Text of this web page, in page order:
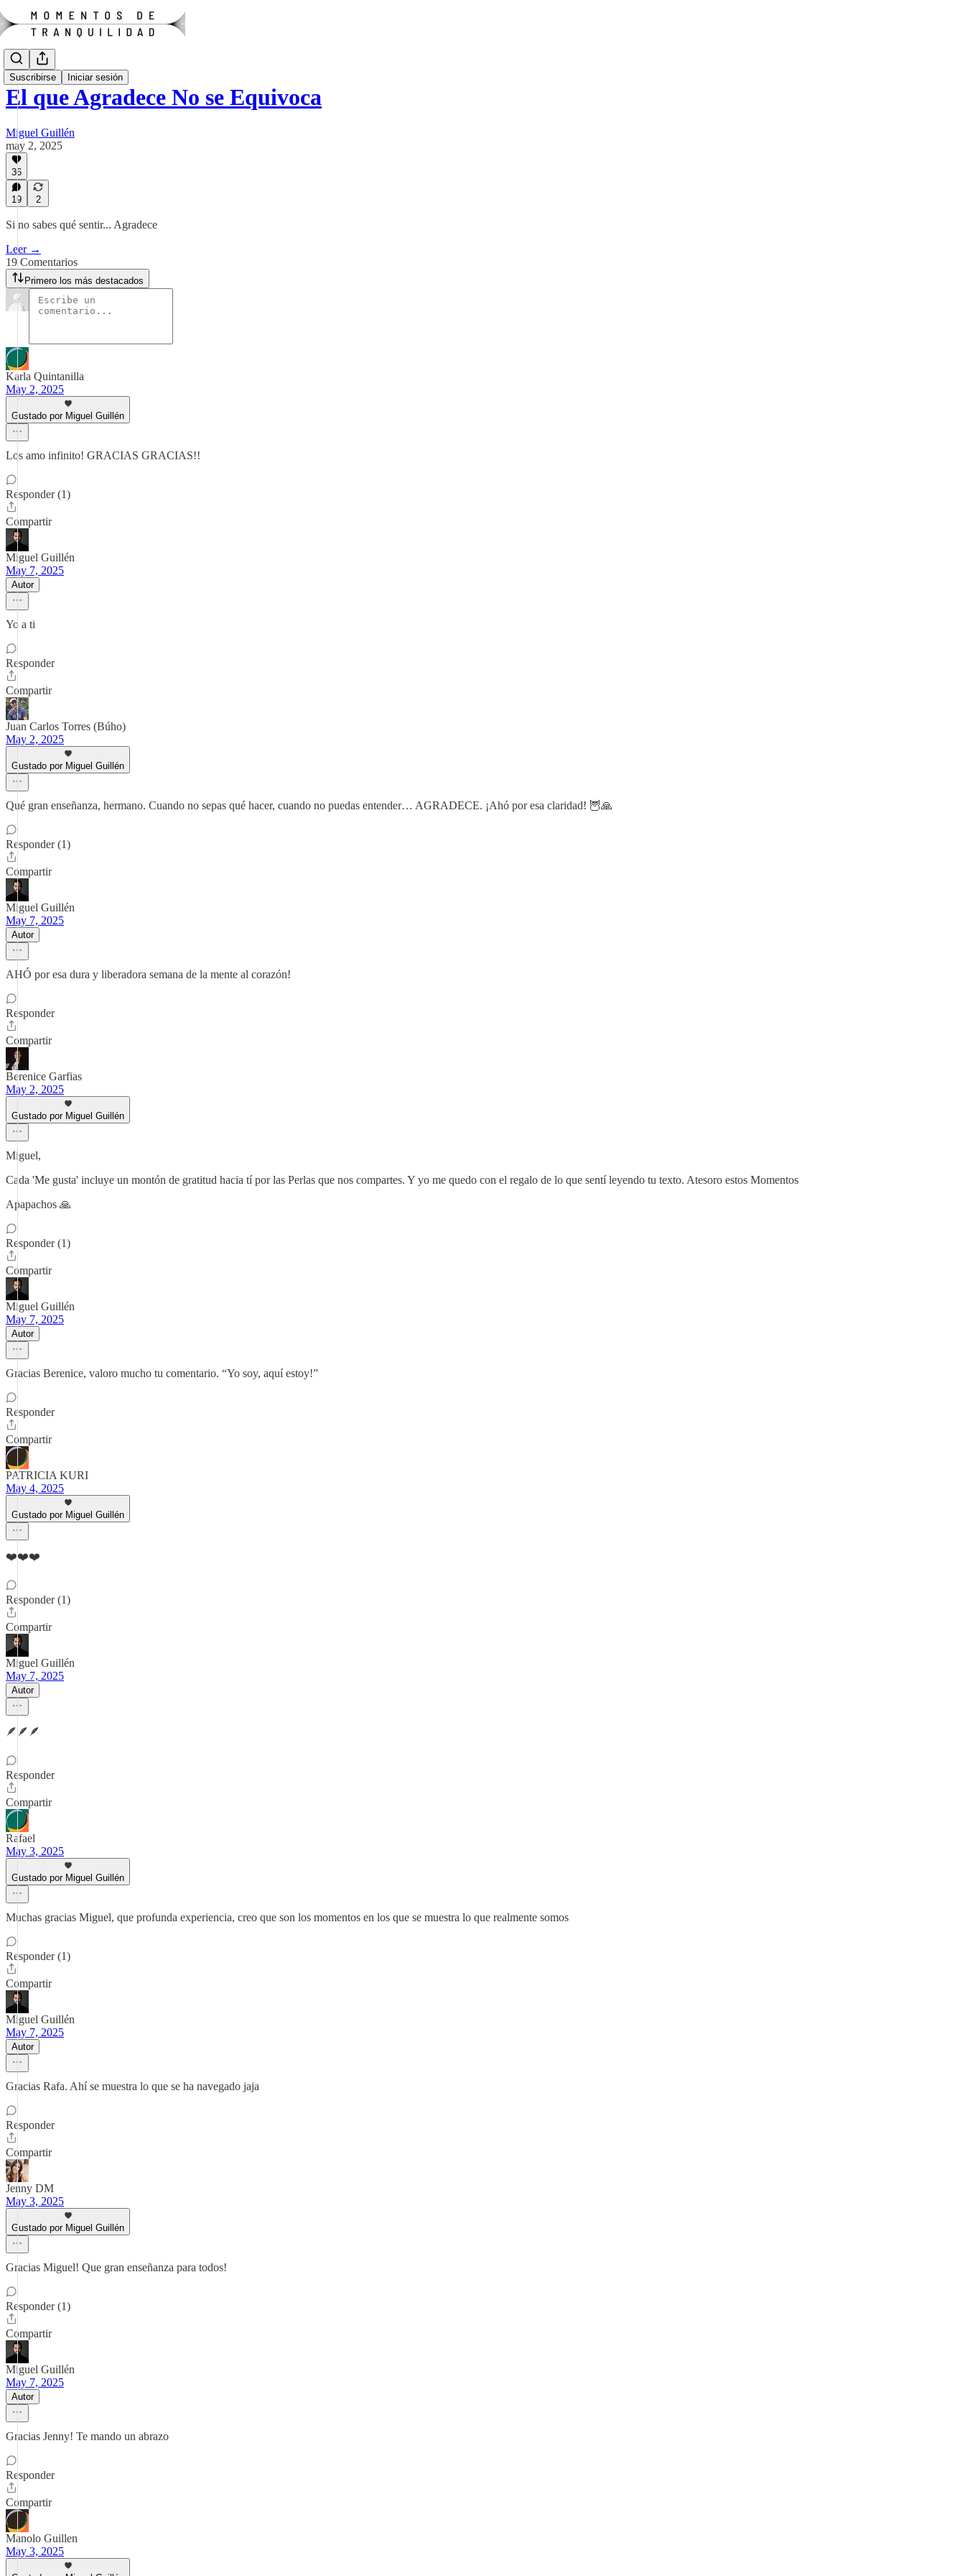
Suscribirse Iniciar sesión
El que Agradece No se Equivoca
Miguel Guillén
may 2, 2025
36
19 2
Si no sabes qué sentir... Agradece
Leer →
19 Comentarios
Primero los más destacados
Karla Quintanilla
May 2, 2025
Gustado por Miguel Guillén
Los amo infinito! GRACIAS GRACIAS!!
Responder (1)
Compartir
Miguel Guillén
May 7, 2025
Autor
Yo a ti
Responder
Compartir
Juan Carlos Torres (Búho)
May 2, 2025
Gustado por Miguel Guillén
Qué gran enseñanza, hermano. Cuando no sepas qué hacer, cuando no puedas entender… AGRADECE. ¡Ahó por esa claridad! 🦉🙏
Responder (1)
Compartir
Miguel Guillén
May 7, 2025
Autor
AHÓ por esa dura y liberadora semana de la mente al corazón!
Responder
Compartir
Berenice Garfias
May 2, 2025
Gustado por Miguel Guillén
Miguel,
Cada 'Me gusta' incluye un montón de gratitud hacia tí por las Perlas que nos compartes. Y yo me quedo con el regalo de lo que sentí leyendo tu texto. Atesoro estos Momentos
Apapachos 🙏
Responder (1)
Compartir
Miguel Guillén
May 7, 2025
Autor
Gracias Berenice, valoro mucho tu comentario. “Yo soy, aquí estoy!”
Responder
Compartir
PATRICIA KURI
May 4, 2025
Gustado por Miguel Guillén
❤️❤️❤️
Responder (1)
Compartir
Miguel Guillén
May 7, 2025
Autor
🪶🪶🪶
Responder
Compartir
Rafael
May 3, 2025
Gustado por Miguel Guillén
Muchas gracias Miguel, que profunda experiencia, creo que son los momentos en los que se muestra lo que realmente somos
Responder (1)
Compartir
Miguel Guillén
May 7, 2025
Autor
Gracias Rafa. Ahí se muestra lo que se ha navegado jaja
Responder
Compartir
Jenny DM
May 3, 2025
Gustado por Miguel Guillén
Gracias Miguel! Que gran enseñanza para todos!
Responder (1)
Compartir
Miguel Guillén
May 7, 2025
Autor
Gracias Jenny! Te mando un abrazo
Responder
Compartir
Manolo Guillen
May 3, 2025